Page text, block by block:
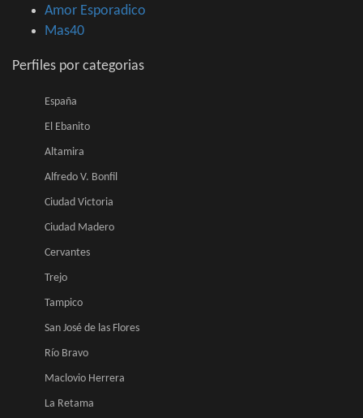
Amor Esporadico
Mas40
Perfiles por categorias
España
El Ebanito
Altamira
Alfredo V. Bonfil
Ciudad Victoria
Ciudad Madero
Cervantes
Trejo
Tampico
San José de las Flores
Río Bravo
Maclovio Herrera
La Retama